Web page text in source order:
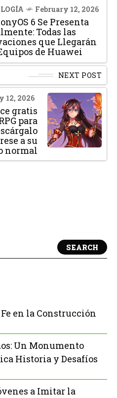
February 12, 2026
6 Se Presenta
Todas las
que Llegarán
de Huawei
NEXT POST
12, 2026
gratis
para
a su
normal
SEARCH
en la Construcción
Un Monumento
Historia y Desafíos
a Imitar la